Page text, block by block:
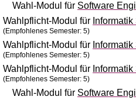
Wahl-Modul für Software
Wahlpflicht-Modul für
(Empfohlenes Semester: 5)
Wahlpflicht-Modul für
(Empfohlenes Semester: 5)
Wahlpflicht-Modul für
(Empfohlenes Semester: 5)
Wahl-Modul für Software